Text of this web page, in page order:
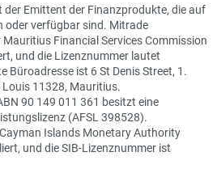
Emittent der Finanzprodukte, die auf
oder verfügbar sind. Mitrade
Financial Services Commission
und die Lizenznummer lautet
Büroadresse ist 6 St Denis Street, 1.
11328, Mauritius.
90 149 011 361 besitzt eine
(AFSL 398528).
Islands Monetary Authority
und die SIB-Lizenznummer ist